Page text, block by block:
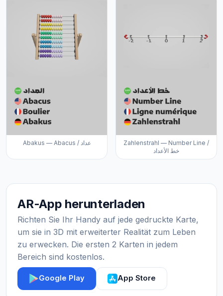
Abakus — Abacus / عداد
Zahlenstrahl — Number Line /
خط الأعداد
AR-App herunterladen
Richten Sie Ihr Handy auf jede gedruckte Karte,
um sie in 3D mit erweiterter Realität zum Leben
zu erwecken. Die ersten 2 Karten in jedem
Bereich sind kostenlos.
Google Play App Store